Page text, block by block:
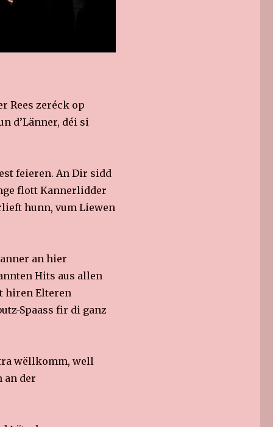
Rees zeréck op
d’Länner, déi si
feieren. An Dir sidd
flott Kannerlidder
hunn, vum Liewen
an hier
Hits aus allen
hiren Elteren
Spaass fir di ganz
wëllkomm, well
an der